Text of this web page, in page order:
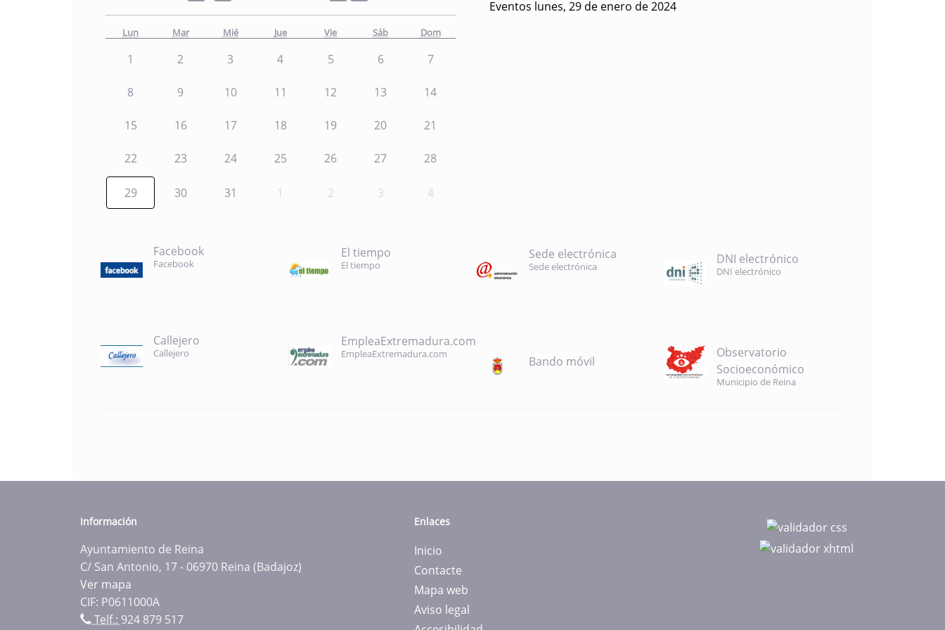
Lun Mar Mié Jue Vie Sáb Dom
1 2 3 4 5 6 7
8 9 10 11 12 13 14
15 16 17 18 19 20 21
22 23 24 25 26 27 28
29 30 31 1 2 3 4
Eventos lunes, 29 de enero de 2024
Facebook
Facebook
El tiempo
El tiempo
Sede electrónica
Sede electrónica DNI electrónico
DNI electrónico
Callejero
Callejero
EmpleaExtremadura.com
EmpleaExtremadura.com
Bando móvil
Observatorio
Socioeconómico
Municipio de Reina
Información
Ayuntamiento de Reina
C/ San Antonio, 17 - 06970 Reina (Badajoz)
Ver mapa
CIF: P0611000A
Telf.:924 879 517
Enlaces
Inicio
Contacte
Mapa web
Aviso legal